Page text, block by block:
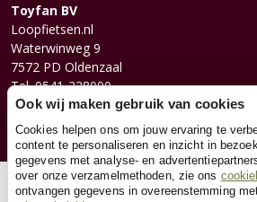
Toyfan BV
Loopfietsen.nl
Waterwinweg 9
7572 PD Oldenzaal
Tel. 0541-228000
Facebook
Instagram
© 2026 Toyfan BV
Ook wij maken gebruik van cookies
Cookies helpen ons om jouw ervaring te
content te personaliseren en inzicht in
gegevens met analyse- en
over onze verzamelmethoden, zie ons
ontvangen gegevens in overeenstemming